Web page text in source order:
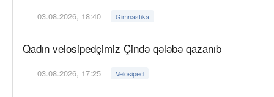
03.08.2026, 18:40 Gimnastika
Qadın velosipedçimiz Çində qələbə qazanıb
03.08.2026, 17:25 Velosiped